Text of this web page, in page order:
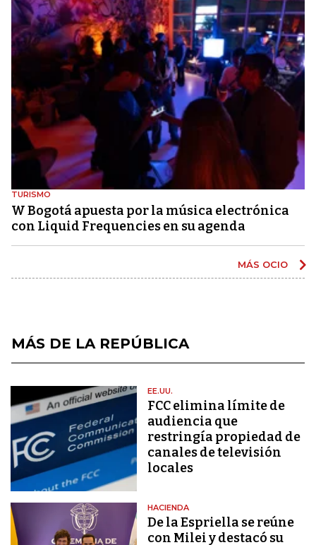
TURISMO
W Bogotá apuesta por la música electrónica
con Liquid Frequencies en su agenda
MÁS OCIO
MÁS DE LA REPÚBLICA
EE.UU.
FCC elimina límite de
audiencia que
restringía propiedad de
canales de televisión
locales
HACIENDA
De la Espriella se reúne
con Milei y destacó su